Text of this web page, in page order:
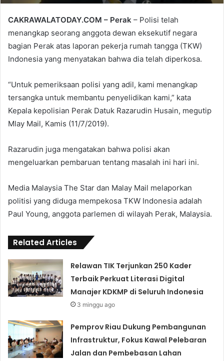
CAKRAWALATODAY.COM – Perak – Polisi telah
menangkap seorang anggota dewan eksekutif negara
bagian Perak atas laporan pekerja rumah tangga (TKW)
Indonesia yang menyatakan bahwa dia telah diperkosa.
“Untuk pemeriksaan polisi yang adil, kami menangkap
tersangka untuk membantu penyelidikan kami,” kata
Kepala kepolisian Perak Datuk Razarudin Husain, megutip
Mlay Mail, Kamis (11/7/2019).
Razarudin juga mengatakan bahwa polisi akan
mengeluarkan pembaruan tentang masalah ini hari ini.
Media Malaysia The Star dan Malay Mail melaporkan
politisi yang diduga mempekosa TKW Indonesia adalah
Paul Young, anggota parlemen di wilayah Perak, Malaysia.
Related Articles
Relawan TIK Terjunkan 250 Kader
Terbaik Perkuat Literasi Digital
Manajer KDKMP di Seluruh Indonesia
3 minggu ago
Pemprov Riau Dukung Pembangunan
Infrastruktur, Fokus Kawal Pelebaran
Jalan dan Pembebasan Lahan